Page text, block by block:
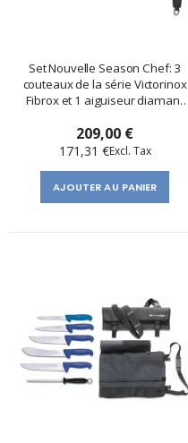
Set Nouvelle Season Chef: 3
couteaux de la série Victorinox
Fibrox et 1 aiguiseur diamant
209,00 €
171,31 €
AJOUTER AU PANIER